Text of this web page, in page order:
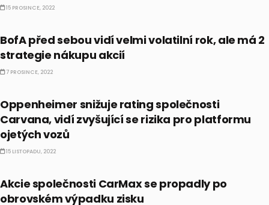
15 PROSINCE, 2022
BofA před sebou vidí velmi volatilní rok, ale má 2
strategie nákupu akcií
7 PROSINCE, 2022
Oppenheimer snižuje rating společnosti
Carvana, vidí zvyšující se rizika pro platformu
ojetých vozů
15 LISTOPADU, 2022
Akcie společnosti CarMax se propadly po
obrovském výpadku zisku